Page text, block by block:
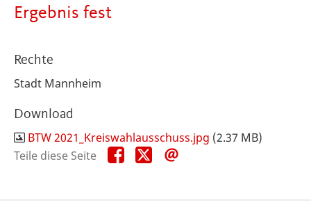
Ergebnis fest
Rechte
Stadt Mannheim
Download
BTW 2021_Kreiswahlausschuss.jpg (2.37 MB)
Teile diese Seite
Teile
diese
Teile
diese